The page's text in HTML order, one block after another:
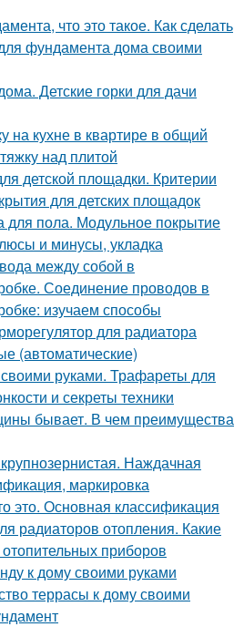
что это такое. Как сделать
фундамента дома своими
Детские горки для дачи
на кухне в квартире в общий
над плитой
детской площадки. Критерии
для детских площадок
для пола. Модульное покрытие
и минусы, укладка
между собой в
Соединение проводов в
изучаем способы
для радиатора
(автоматические)
руками. Трафареты для
и секреты техники
бывает. В чем преимущества
Наждачная
маркировка
это. Основная классификация
радиаторов отопления. Какие
приборов
к дому своими руками
террасы к дому своими